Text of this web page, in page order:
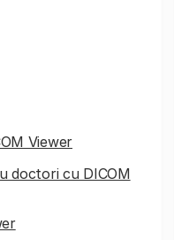
Viewer
doctori cu DICOM